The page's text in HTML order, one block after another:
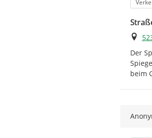
Ort
Der
beim